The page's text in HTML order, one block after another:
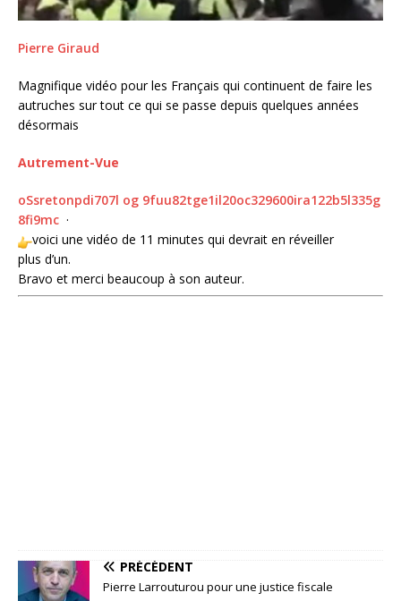
Pierre Giraud
Magnifique vidéo pour les Français qui continuent de faire les
autruches sur tout ce qui se passe depuis quelques années
désormais
Autrement-Vue
oSsretonpdi707l og 9fuu82tge1il20oc329600ira122b5l335g
8f9mc ·
voici une vidéo de 11 minutes qui devrait en réveiller
plus d’un.
Bravo et merci beaucoup à son auteur.
PRÉCÉDENT
Pierre Larrouturou pour une justice fiscale